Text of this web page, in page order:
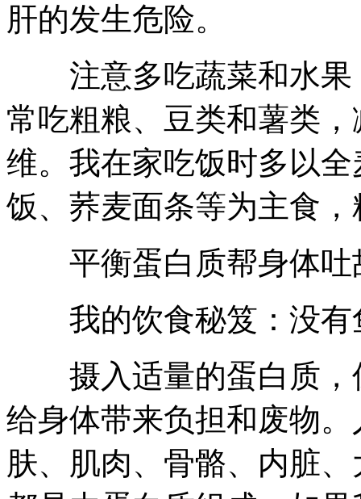
肝的发生危险。
注意多吃蔬菜和水果
常吃粗粮、豆类和薯类
维。我在家吃饭时多以
饭、荞麦面条等为主食
平衡蛋白质帮身体吐
我的饮食秘笈：没有
摄入适量的蛋白质，
给身体带来负担和废物
肤、肌肉、骨骼、内脏